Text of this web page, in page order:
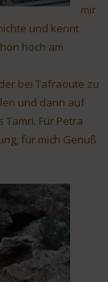
mir
und kennt
hoch am
bei Tafraoute zu
und dann auf
Für Petra
für mich Genuß